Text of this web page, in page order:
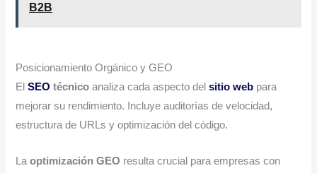
B2B
Posicionamiento Orgánico y GEO
ElSEO técnico analiza cada aspecto delsitio web para
mejorar su rendimiento. Incluye auditorías de velocidad,
estructura de URLs y optimización del código.
Laoptimización GEO resulta crucial para empresas con